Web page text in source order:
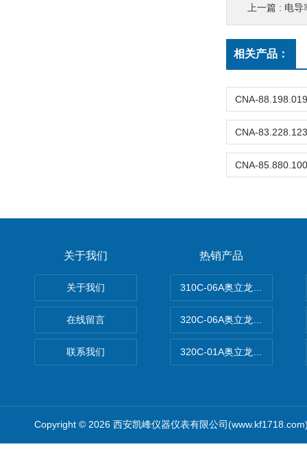
上一篇 : 电导
相关产品：
关于我们
关于我们
在线留言
联系我们
热销产品
310C-06A奥立龙实验室台式
320C-06A奥立龙实验室便携
320C-01A奥立龙实验室便携
Copyright © 2026 西安凯峰仪器仪表有限公司